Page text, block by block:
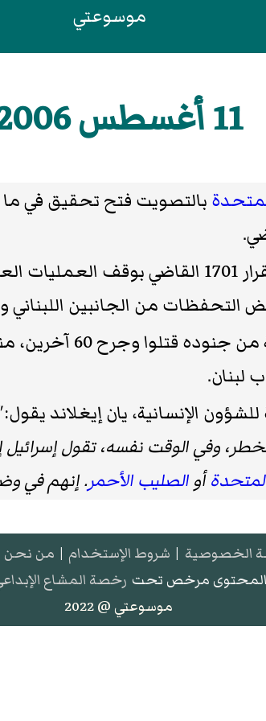
موسوعتي
11 أغسطس 2006
بالتصويت فتح تحقيق في ما
في
من الجانبين اللبناني
إن سبعة من
لبنان.
الإنسانية، يان إيغلاند يقول:
وفي الوقت نفسه، تقول
أو الصليب الأحمر. إنهم في
الخصوصية | شروط الإستخدام | من نحن
المحتوى مرخص تحت رخصة المشاع الإبداعي
موسوعتي @ 2022